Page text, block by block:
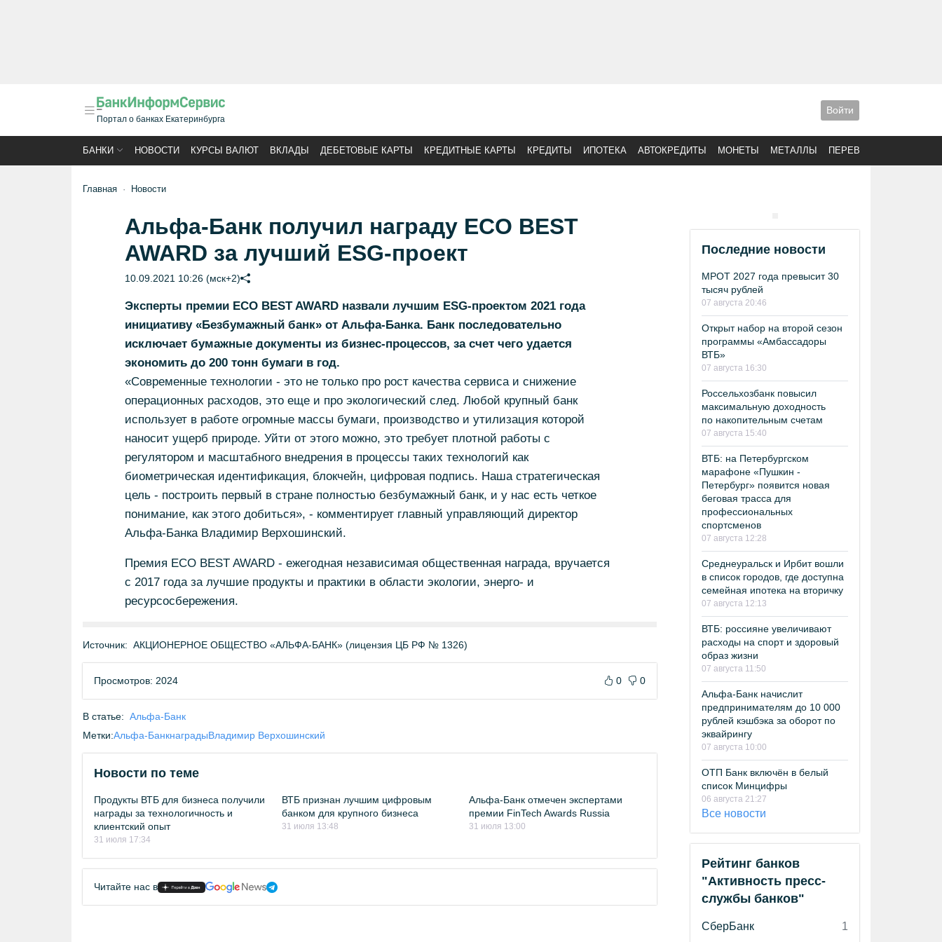
Портал о банках Екатеринбурга
Войти
БАНКИ НОВОСТИ КУРСЫ ВАЛЮТ ВКЛАДЫ ДЕБЕТОВЫЕ КАРТЫ КРЕДИТНЫЕ КАРТЫ КРЕДИТЫ ИПОТЕКА АВТОКРЕДИТЫ МОНЕТЫ МЕТАЛЛЫ ПЕРЕВОДЫ
Главная Новости
Альфа-Банк получил награду ECO BEST
AWARD за лучший ESG-проект
10.09.2021 10:26 (мск+2)
Эксперты премии ECO BEST AWARD назвали лучшим ESG-проектом 2021 года
инициативу «Безбумажный банк» от Альфа-Банка. Банк последовательно
исключает бумажные документы из бизнес-процессов, за счет чего удается
экономить до 200 тонн бумаги в год.
«Современные технологии - это не только про рост качества сервиса и снижение
операционных расходов, это еще и про экологический след. Любой крупный банк
использует в работе огромные массы бумаги, производство и утилизация которой
наносит ущерб природе. Уйти от этого можно, это требует плотной работы с
регулятором и масштабного внедрения в процессы таких технологий как
биометрическая идентификация, блокчейн, цифровая подпись. Наша стратегическая
цель - построить первый в стране полностью безбумажный банк, и у нас есть четкое
понимание, как этого добиться», - комментирует главный управляющий директор
Альфа-Банка Владимир Верхошинский.
Премия ECO BEST AWARD - ежегодная независимая общественная награда, вручается
с 2017 года за лучшие продукты и практики в области экологии, энерго- и
ресурсосбережения.
Источник: АКЦИОНЕРНОЕ ОБЩЕСТВО «АЛЬФА-БАНК» (лицензия ЦБ РФ № 1326)
Просмотров: 2024 0 0
В статье: Альфа-Банк
Метки:Альфа-БанкнаградыВладимир Верхошинский
Новости по теме
Продукты ВТБ для бизнеса получили
награды за технологичность и
клиентский опыт
31 июля 17:34
ВТБ признан лучшим цифровым
банком для крупного бизнеса
31 июля 13:48
Альфа-Банк отмечен экспертами
премии FinTech Awards Russia
31 июля 13:00
Читайте нас в
Последние новости
МРОТ 2027 года превысит 30
тысяч рублей
07 августа 20:46
Открыт набор на второй сезон
программы «Амбассадоры
ВТБ»
07 августа 16:30
Россельхозбанк повысил
максимальную доходность
по накопительным счетам
07 августа 15:40
ВТБ: на Петербургском
марафоне «Пушкин -
Петербург» появится новая
беговая трасса для
профессиональных
спортсменов
07 августа 12:28
Среднеуральск и Ирбит вошли
в список городов, где доступна
семейная ипотека на вторичку
07 августа 12:13
ВТБ: россияне увеличивают
расходы на спорт и здоровый
образ жизни
07 августа 11:50
Альфа-Банк начислит
предпринимателям до 10 000
рублей кэшбэка за оборот по
эквайрингу
07 августа 10:00
ОТП Банк включён в белый
список Минцифры
06 августа 21:27
Все новости
Рейтинг банков
"Активность пресс-
службы банков"
СберБанк
1